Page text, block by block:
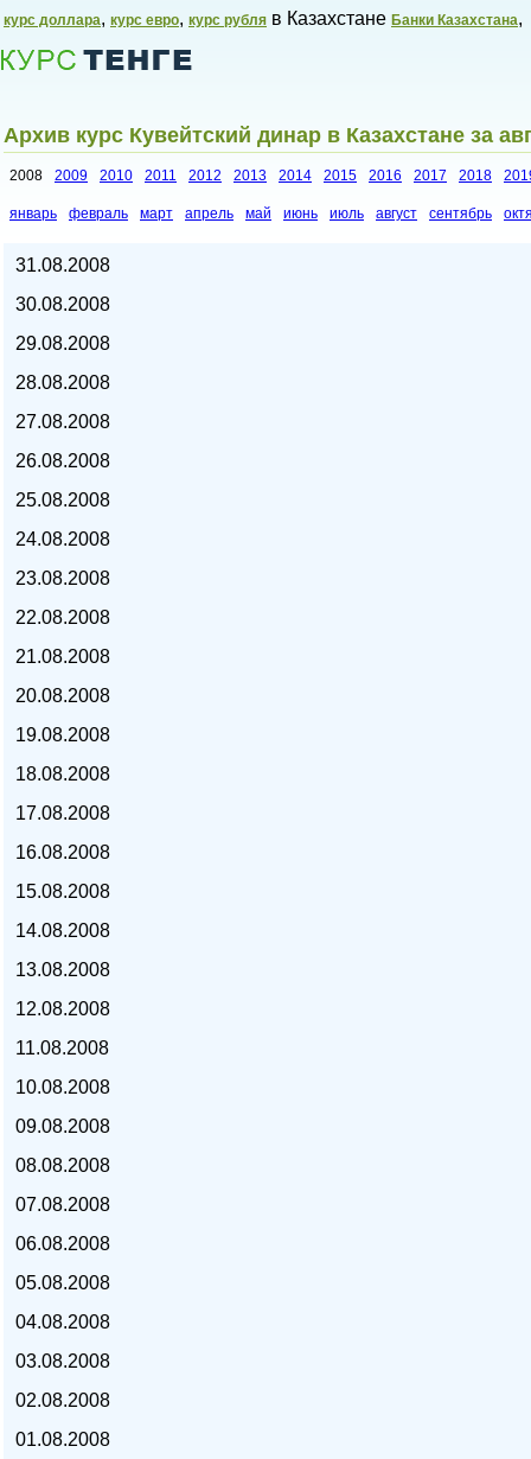
курс доллара, курс евро, курс рубля в Казахстане Банки Казахстана,
Курсы валют в Казахстане,
курс евро, курс рубля -
Архив курс Кувейтский динар в Казахстане за
2008 2009 2010 2011 2012 2013 2014 2015 2016 2017 2018
январь февраль март апрель май июнь июль август сентябрь
31.08.2008
30.08.2008
29.08.2008
28.08.2008
27.08.2008
26.08.2008
25.08.2008
24.08.2008
23.08.2008
22.08.2008
21.08.2008
20.08.2008
19.08.2008
18.08.2008
17.08.2008
16.08.2008
15.08.2008
14.08.2008
13.08.2008
12.08.2008
11.08.2008
10.08.2008
09.08.2008
08.08.2008
07.08.2008
06.08.2008
05.08.2008
04.08.2008
03.08.2008
02.08.2008
01.08.2008